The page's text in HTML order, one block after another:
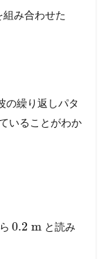
み合わせた
の繰り返しパタ
いることがわか
0.2 m と読み